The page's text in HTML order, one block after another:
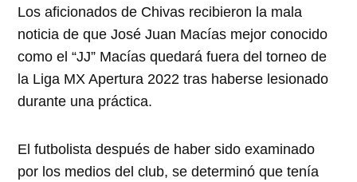
Los aficionados de Chivas recibieron la mala
noticia de que José Juan Macías mejor conocido
como el “JJ” Macías quedará fuera del torneo de
la Liga MX Apertura 2022 tras haberse lesionado
durante una práctica.
El futbolista después de haber sido examinado
por los medios del club, se determinó que tenía